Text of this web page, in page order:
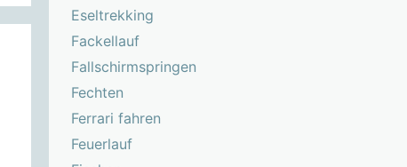
Eseltrekking
Fackellauf
Fallschirmspringen
Fechten
Ferrari fahren
Feuerlauf